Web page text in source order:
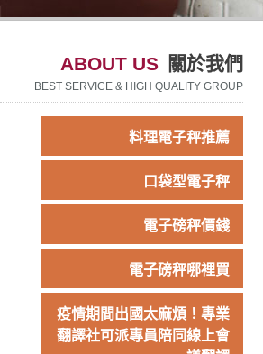
ABOUT US 關於我們
BEST SERVICE & HIGH QUALITY GROUP
料理電子秤推薦
口袋型電子秤
電子磅秤價錢
電子磅秤哪裡買
疫情期間出國太麻煩！專業
翻譯社可派專員陪同線上會